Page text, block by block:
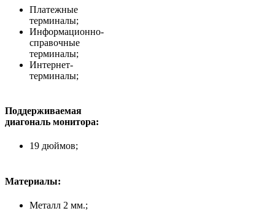
Платежные
терминалы;
Информационно-
справочные
терминалы;
Интернет-
терминалы;
Поддерживаемая
диагональ монитора:
19 дюймов;
Материалы:
Металл 2 мм.;